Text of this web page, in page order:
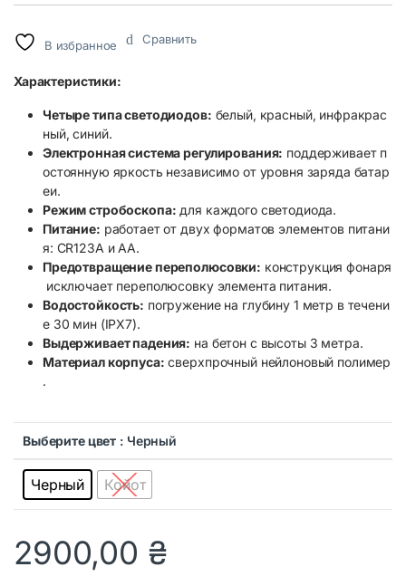
В избранное Сравнить
Характеристики:
Четыре типа светодиодов: белый, красный, инфракрас
ный, синий.
Электронная система регулирования: поддерживает п
остоянную яркость независимо от уровня заряда батар
еи.
Режим стробоскопа: для каждого светодиода.
Питание: работает от двух форматов элементов питани
я: CR123A и AA.
Предотвращение переполюсовки: конструкция фонаря
исключает переполюсовку элемента питания.
Водостойкость: погружение на глубину 1 метр в течени
е 30 мин (IPX7).
Выдерживает падения: на бетон с высоты 3 метра.
Материал корпуса: сверхпрочный нейлоновый полимер
.
Выберите цвет : Черный
Черный Койот
2900,00 ₴